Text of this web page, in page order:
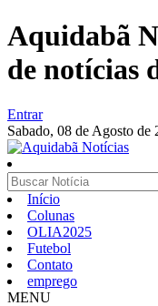
Aquidabã
de notícias
Entrar
Sabado, 08 de Agosto de
Início
Colunas
OLIA2025
Futebol
Contato
emprego
MENU